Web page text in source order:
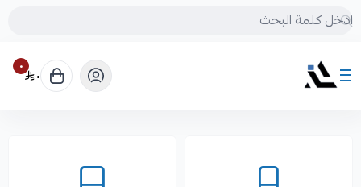
متجر علياء
٠ ٠